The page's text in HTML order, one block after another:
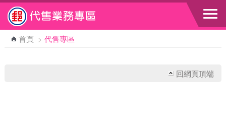
跳到主要內容區塊
首頁 > 代售專區
回網頁頂端